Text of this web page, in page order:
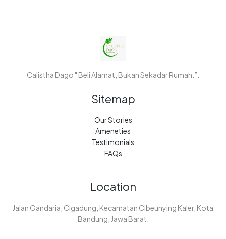
Calistha Dago " Beli Alamat, Bukan Sekadar Rumah.”.
Sitemap
Our Stories
Ameneties
Testimonials
FAQs
Location
Jalan Gandaria, Cigadung, Kecamatan Cibeunying Kaler, Kota
Bandung, Jawa Barat.